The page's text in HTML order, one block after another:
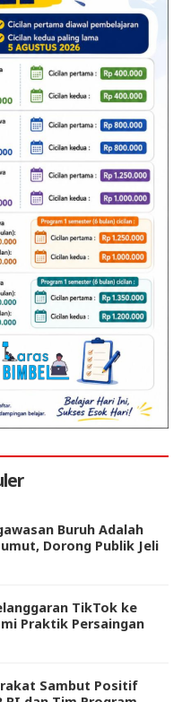
Buruh Adalah
Dorong Publik Jeli
TikTok ke
Praktik Persaingan
Sambut Positif